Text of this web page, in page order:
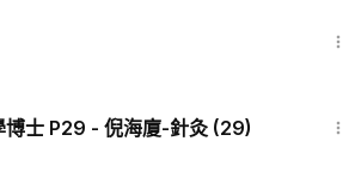
博士 P29 - 倪海廈-針灸 (29)